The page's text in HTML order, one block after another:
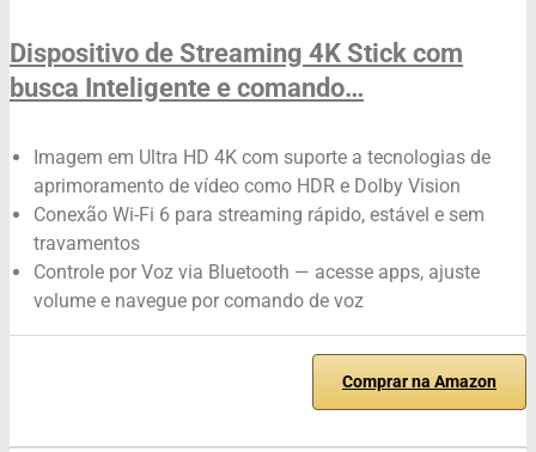
Dispositivo de Streaming 4K Stick com
busca Inteligente e comando…
Imagem em Ultra HD 4K com suporte a tecnologias de
aprimoramento de vídeo como HDR e Dolby Vision
Conexão Wi-Fi 6 para streaming rápido, estável e sem
travamentos
Controle por Voz via Bluetooth — acesse apps, ajuste
volume e navegue por comando de voz
Comprar na Amazon